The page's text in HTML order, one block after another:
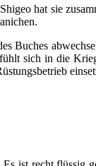
hat sie
sich in die